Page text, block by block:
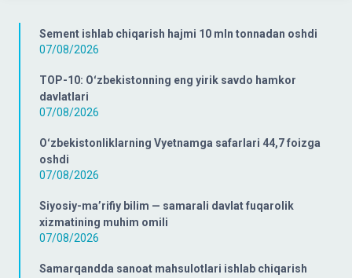
Sement ishlab chiqarish hajmi 10 mln tonnadan oshdi
07/08/2026
TOP-10: Oʻzbekistonning eng yirik savdo hamkor
davlatlari
07/08/2026
Oʻzbekistonliklarning Vyetnamga safarlari 44,7 foizga
oshdi
07/08/2026
Siyosiy-ma’rifiy bilim — samarali davlat fuqarolik
xizmatining muhim omili
07/08/2026
Samarqandda sanoat mahsulotlari ishlab chiqarish